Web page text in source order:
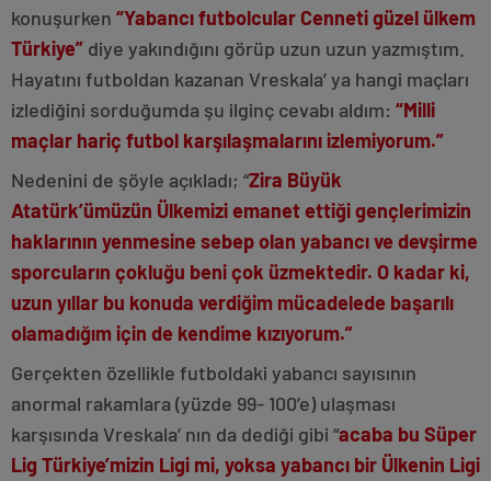
konuşurken “Yabancı futbolcular Cenneti güzel ülkem
Türkiye” diye yakındığını görüp uzun uzun yazmıştım.
Hayatını futboldan kazanan Vreskala’ ya hangi maçları
izlediğini sorduğumda şu ilginç cevabı aldım: “Milli
maçlar hariç futbol karşılaşmalarını izlemiyorum.”
Nedenini de şöyle açıkladı; “Zira Büyük
Atatürk’ümüzün Ülkemizi emanet ettiği gençlerimizin
haklarının yenmesine sebep olan yabancı ve devşirme
sporcuların çokluğu beni çok üzmektedir. O kadar ki,
uzun yıllar bu konuda verdiğim mücadelede başarılı
olamadığım için de kendime kızıyorum.”
Gerçekten özellikle futboldaki yabancı sayısının
anormal rakamlara (yüzde 99- 100’e) ulaşması
karşısında Vreskala’ nın da dediği gibi “acaba bu Süper
Lig Türkiye’mizin Ligi mi, yoksa yabancı bir Ülkenin Ligi